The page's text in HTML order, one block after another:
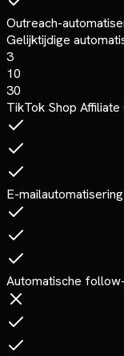
Outreach-
Gelijktijdige
3
10
30
TikTok Shop
E-mailautomatisering
Automatische